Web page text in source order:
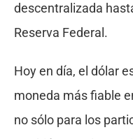
descentralizada
Reserva Federal.
Hoy en día, el dólar
moneda más fiable
no sólo para los